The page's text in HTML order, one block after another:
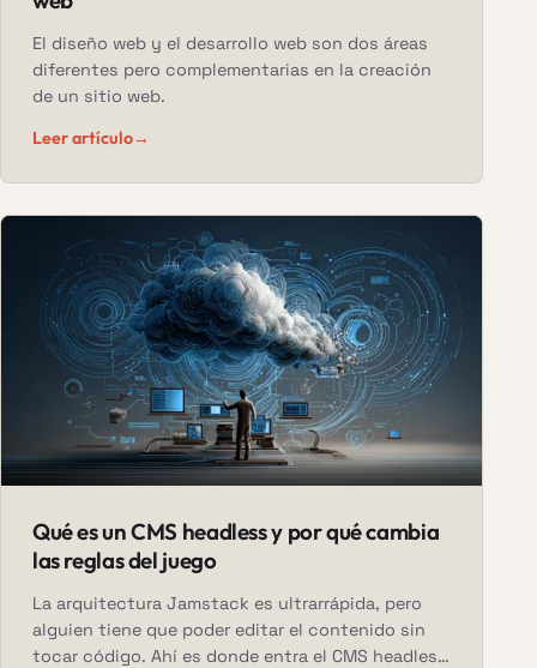
El diseño web y el desarrollo web son dos áreas
diferentes pero complementarias en la creación
de un sitio web.
Leer artículo→
Qué es un CMS headless y por qué cambia
las reglas del juego
La arquitectura Jamstack es ultrarrápida, pero
alguien tiene que poder editar el contenido sin
tocar código. Ahí es donde entra el CMS headless